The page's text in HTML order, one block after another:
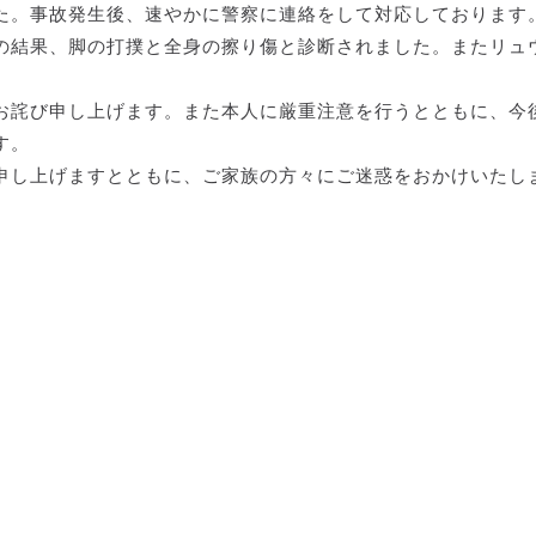
事故発生後、速やかに警察に連絡をして対応しております
果、脚の打撲と全身の擦り傷と診断されました。またリュ
び申し上げます。また本人に厳重注意を行うとともに、今
上げますとともに、ご家族の方々にご迷惑をおかけいたし